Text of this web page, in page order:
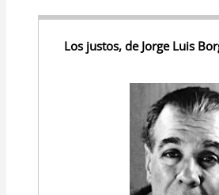
Los justos, de Jorge Luis